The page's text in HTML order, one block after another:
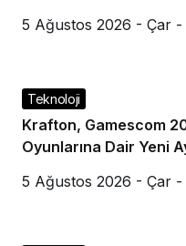
5 Ağustos 2026 - Çar -
Teknoloji
Krafton, Gamescom
Oyunlarına Dair Yeni
5 Ağustos 2026 - Çar -